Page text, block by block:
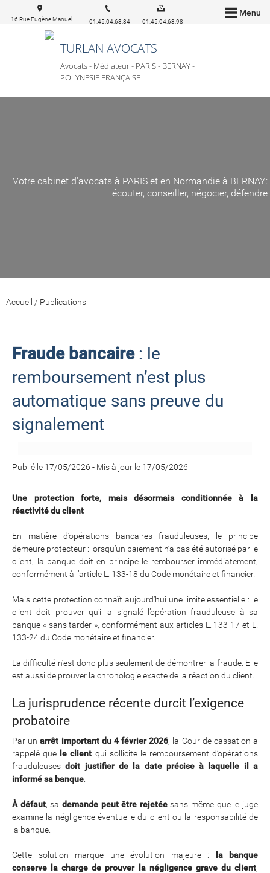
Menu
TURLAN AVOCATS
Avocats - Médiateur - PARIS - BERNAY -
POLYNESIE FRANÇAISE
16 Rue Eugène Manuel
01.45.04.68.84 01.45.04.68.98
Votre cabinet d'avocats à PARIS et en Normandie à BERNAY:
écouter, conseiller, négocier, défendre
Accueil / Publications
Fraude bancaire: le
remboursement n’est plus
automatique sans preuve du
signalement
Publié le 17/05/2026 - Mis à jour le 17/05/2026
Une protection forte, mais désormais conditionnée à la
réactivité du client
En matière d’opérations bancaires frauduleuses, le principe
demeure protecteur : lorsqu’un paiement n’a pas été autorisé par le
client, la banque doit en principe le rembourser immédiatement,
conformément à l’article L. 133-18 du Code monétaire et financier.
Mais cette protection connaît aujourd’hui une limite essentielle : le
client doit prouver qu’il a signalé l’opération frauduleuse à sa
banque « sans tarder », conformément aux articles L. 133-17 et L.
133-24 du Code monétaire et financier.
La difficulté n’est donc plus seulement de démontrer la fraude. Elle
est aussi de prouver la chronologie exacte de la réaction du client.
La jurisprudence récente durcit l’exigence
probatoire
Par unarrêt important du 4 février 2026, la Cour de cassation a
rappelé que le client qui sollicite le remboursement d’opérations
frauduleusesdoit justifier de la date précise à laquelle il a
informé sa banque
À défaut, sa demande peut être rejetéesans même que le juge
examine la négligence éventuelle du client ou la responsabilité de
la banque.
Cette solution marque une évolution majeure :
la banque
conserve la charge de prouver la négligence grave du client,